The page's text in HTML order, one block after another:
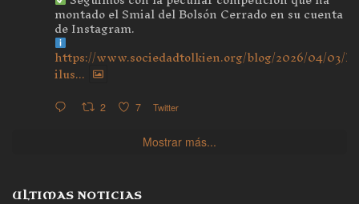
montado el Smial del Bolsón Cerrado en su cuenta
de Instagram.
https://www.sociedadtolkien.org/blog/2026/04/03/
ilus...
2 7 Twitter
Mostrar más...
ULTIMAS NOTICIAS